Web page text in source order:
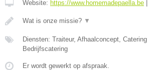
Website: https://www.homemadepaella.be
Wat is onze missie? ▼
Diensten: Traiteur, Afhaalconcept,
Bedrijfscatering
Er wordt gewerkt op afspraak.